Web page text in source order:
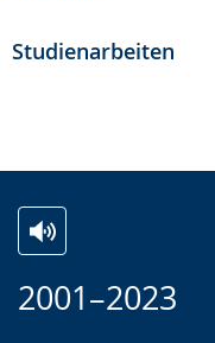
Studienarbeiten
2001–2023
u
k
i